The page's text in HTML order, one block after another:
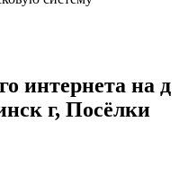
интернета на д
г, Посёлки